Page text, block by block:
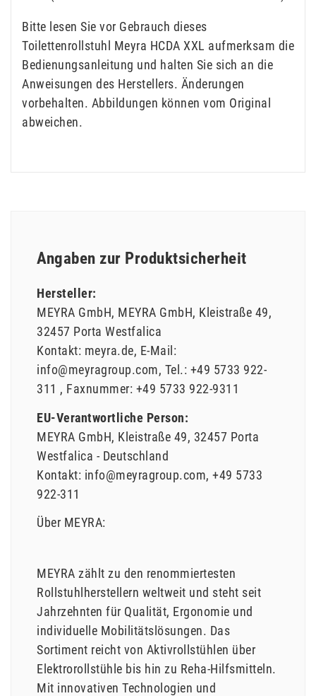
Bitte lesen Sie vor Gebrauch dieses
Toilettenrollstuhl Meyra HCDA XXL aufmerksam die
Bedienungsanleitung und halten Sie sich an die
Anweisungen des Herstellers. Änderungen
vorbehalten. Abbildungen können vom Original
abweichen.
Angaben zur Produktsicherheit
Hersteller:
MEYRA GmbH MEYRA GmbH Kleistraße 49
32457 Porta Westfalica
Kontakt: meyra.de E-Mail:
info@meyragroup.com Tel.: +49 5733 922-
311
Faxnummer: +49 5733 922-9311
EU-Verantwortliche Person:
MEYRA GmbH Kleistraße 49 32457 Porta
Westfalica
Deutschland
Kontakt: info@meyragroup.com +49 5733
922-311
Über MEYRA:
MEYRA zählt zu den renommiertesten
Rollstuhlherstellern weltweit und steht seit
Jahrzehnten für Qualität, Ergonomie und
individuelle Mobilitätslösungen. Das
Sortiment reicht von Aktivrollstühlen über
Elektrorollstühle bis hin zu Reha-Hilfsmitteln.
Mit innovativen Technologien und